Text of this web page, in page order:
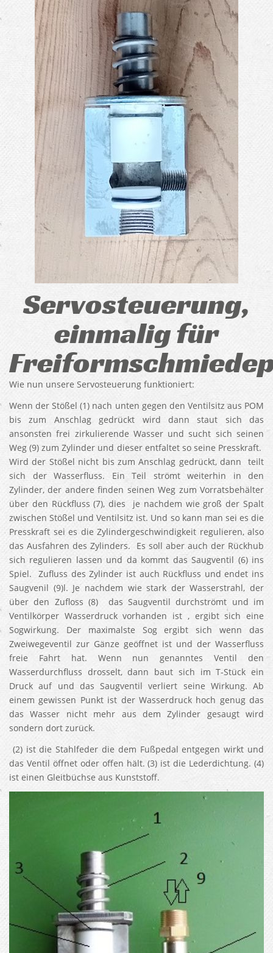
Servosteuerung,
einmalig für
Wie nun unsere Servosteuerung funktioniert:
Wenn der Stößel (1) nach unten gegen den Ventilsitz aus POM
bis zum Anschlag gedrückt wird dann staut sich das
ansonsten frei zirkulierende Wasser und sucht sich seinen
Weg (9) zum Zylinder und dieser entfaltet so seine Presskraft.
Wird der Stößel nicht bis zum Anschlag gedrückt, dann teilt
sich der Wasserfluss. Ein Teil strömt weiterhin in den
Zylinder, der andere finden seinen Weg zum Vorratsbehälter
über den Rückfluss (7), dies je nachdem wie groß der Spalt
zwischen Stößel und Ventilsitz ist. Und so kann man sei es die
Presskraft sei es die Zylindergeschwindigkeit regulieren, also
das Ausfahren des Zylinders. Es soll aber auch der Rückhub
sich regulieren lassen und da kommt das Saugventil (6) ins
Spiel. Zufluss des Zylinder ist auch Rückfluss und endet ins
Saugvenil (9)l. Je nachdem wie stark der Wasserstrahl, der
über den Zufloss (8) das Saugventil durchströmt und im
Ventilkörper Wasserdruck vorhanden ist , ergibt sich eine
Sogwirkung. Der maximalste Sog ergibt sich wenn das
Zweiwegeventil zur Gänze geöffnet ist und der Wasserfluss
freie Fahrt hat. Wenn nun genanntes Ventil den
Wasserdurchfluss drosselt, dann baut sich im T-Stück ein
Druck auf und das Saugventil verliert seine Wirkung. Ab
einem gewissen Punkt ist der Wasserdruck hoch genug das
das Wasser nicht mehr aus dem Zylinder gesaugt wird
sondern dort zurück.
(2) ist die Stahlfeder die dem Fußpedal entgegen wirkt und
das Ventil öffnet oder offen hält. (3) ist die Lederdichtung. (4)
ist einen Gleitbüchse aus Kunststoff.